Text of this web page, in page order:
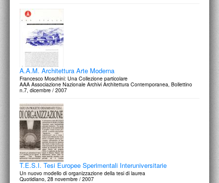
A.A.M. Architettura Arte Moderna
Francesco Moschini: Una Collezione particolare
AAA Associazione Nazionale Archivi Architettura Contemporanea, Bollettino
n.7, dicembre / 2007
T.E.S.I. Tesi Europee Sperimentali Interuniversitarie
Un nuovo modello di organizzazione della tesi di laurea
Quotidiano, 28 novembre / 2007